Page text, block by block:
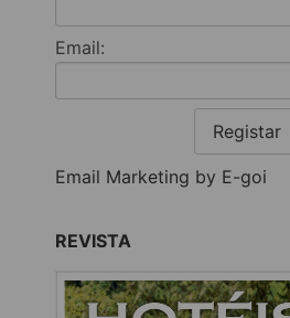
Email:
Registar
Email Marketing by E-goi
REVISTA